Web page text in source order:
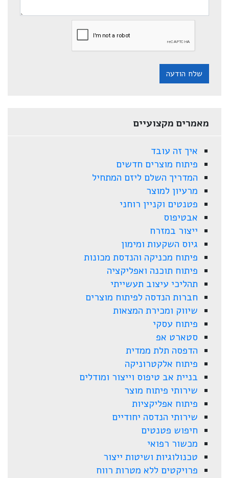
שלח הודעה
מאמרים מקצועיים
איך זה עובד
פיתוח מוצרים חדשים
המדריך השלם ליזם המתחיל
מרעיון למוצר
פטנטים וקניין רוחני
אבטיפוס
ייצור במזרח
גיוס השקעות ומימון
פיתוח מכניקה והנדסת מכונות
פיתוח תוכנה ואפליקציה
תהליכי עיצוב תעשייתי
חברות הנדסה לפיתוח מוצרים
שיווק ומכירת המצאות
פיתוח עסקי
סטארט אפ
הדפסה תלת ממדית
פיתוח אלקטרוניקה
בניית אב טיפוס וייצור ומודלים
שירותי פיתוח מוצר
פיתוח אפליקציות
שירותי הנדסה יחודיים
חיפוש פטנטים
מכשור רפואי
טכנולוגיות ושיטות ייצור
פרויקטים ללא מטרות רווח